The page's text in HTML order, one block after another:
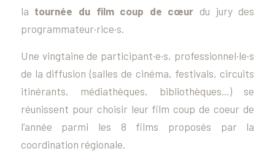
la tournée du film coup de cœur du jury des
programmateur·rice·s.
Une vingtaine de participant·e·s, professionnel·le·s
de la diffusion (salles de cinéma, festivals, circuits
itinérants, médiathèques, bibliothèques…) se
réunissent pour choisir leur film coup de coeur de
l’année parmi les 8 films proposés par la
coordination régionale.